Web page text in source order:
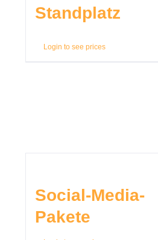
Standplatz
Login to see prices
Social-Media-
Pakete